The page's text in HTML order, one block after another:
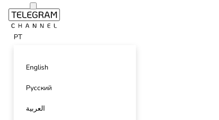
PT
English
Русский
العربية